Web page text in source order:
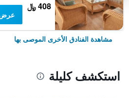
408 ﷼
عرض
مشاهدة الفنادق الأخرى الموصى بها
استكشف كليلة